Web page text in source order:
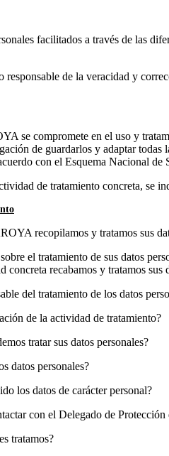
facilitados a través de las
responsable de la veracidad y
compromete en el uso y
de guardarlos y adaptar
con el Esquema Nacional
de tratamiento concreta, se
recopilamos y tratamos sus
el tratamiento de sus datos
recabamos y tratamos sus
del tratamiento de los datos
de la actividad de tratamiento?
tratar sus datos personales?
datos personales?
los datos de carácter personal?
con el Delegado de Protección
tratamos?